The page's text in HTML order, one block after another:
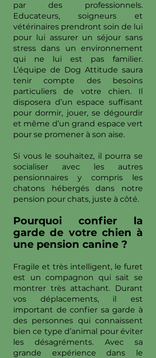
par des professionnels.
Educateurs, soigneurs et
vétérinaires prendront soin de lui
pour lui assurer un séjour sans
stress dans un environnement
qui ne lui est pas familier.
L’équipe de Dog Attitude saura
tenir compte des besoins
particuliers de votre chien. Il
disposera d’un espace suffisant
pour dormir, jouer, se dégourdir
et même d’un grand espace vert
pour se promener à son aise.
Si vous le souhaitez, il pourra se
socialiser avec les autres
pensionnaires y compris les
chatons hébergés dans notre
pension pour chats, juste à côté.
Pourquoi confier la
garde de votre chien à
une pension canine ?
Fragile et très intelligent, le furet
est un compagnon qui sait se
montrer très attachant. Durant
vos déplacements, il est
important de confier sa garde à
des personnes qui connaissent
bien ce type d’animal pour éviter
les désagréments. Avec sa
grande expérience dans le